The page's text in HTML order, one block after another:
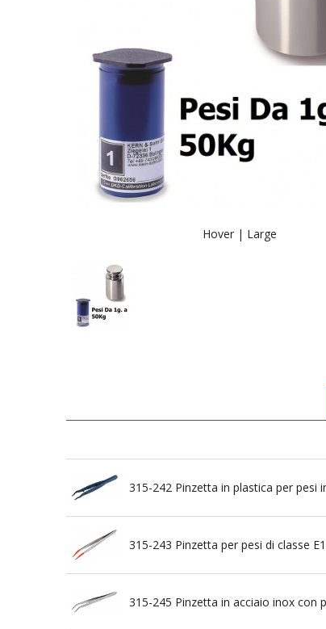
Hover | Large
315-242 Pinzetta in plastica per pesi
315-243 Pinzetta per pesi di classe
315-245 Pinzetta in acciaio inox con